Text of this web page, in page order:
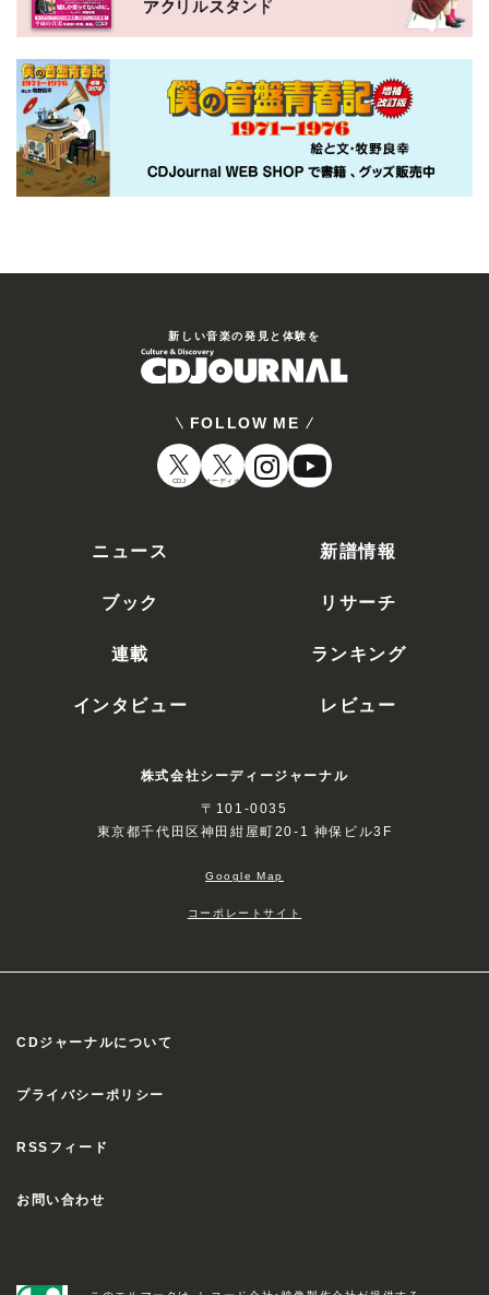
新しい⾳楽の発⾒と体験を
FOLLOW ME
CDJ オーディオ
ニュース
新譜情報
ブック
リサーチ
連載
ランキング
インタビュー
レビュー
株式会社シーディージャーナル
〒101-0035
東京都千代田区神田紺屋町20-1 神保ビル3F
Google Map
コーポレートサイト
CDジャーナルについて
プライバシーポリシー
RSSフィード
お問い合わせ